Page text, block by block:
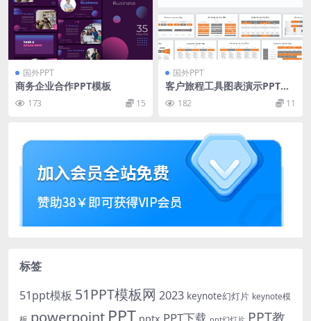
国外PPT
商务企业合作PPT模板
173 15
国外PPT
客户旅程工具图表演示PPT模
板 Customer Journey Tool T
emplate PowerPoint Templ
182 11
标签
51ppt模板 51PPT模板网 2023 keynote幻灯片 keynote模
powerpoint PPT PPT教